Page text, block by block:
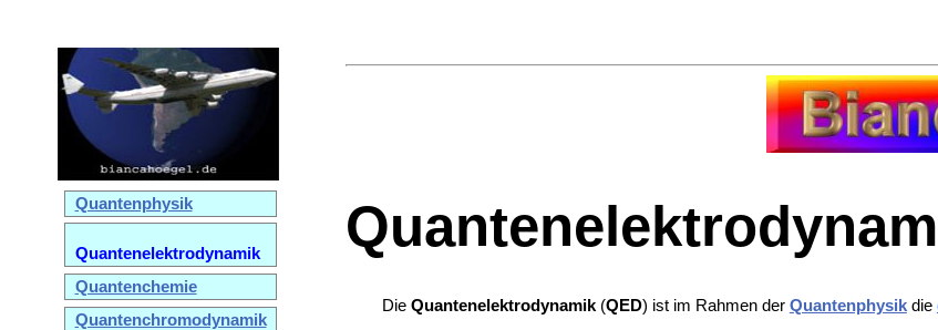
Quantenphysik
Quantenelektrodynamik
Quantenchemie
Quantenchromodynamik
Die Quantenelektrodynamik(QED) ist im Rahmen der Quantenphysikdie